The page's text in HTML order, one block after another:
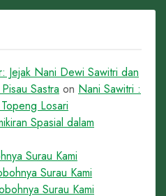
Jejak Nani Dewi Sawitri dan
Sastra on Nani Sawitri :
Losari
Spasial dalam
Surau Kami
Surau Kami
Surau Kami